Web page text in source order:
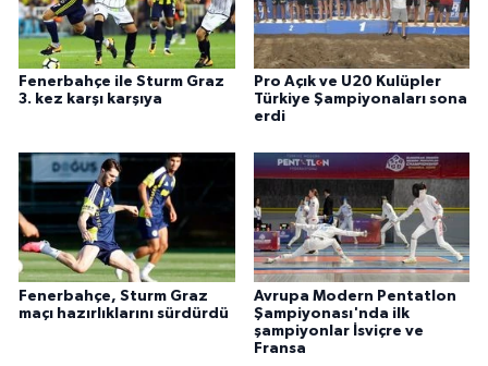
Fenerbahçe ile Sturm Graz
3. kez karşı karşıya
Pro Açık ve U20 Kulüpler
Türkiye Şampiyonaları sona
erdi
Fenerbahçe, Sturm Graz
maçı hazırlıklarını sürdürdü
Avrupa Modern Pentatlon
Şampiyonası'nda ilk
şampiyonlar İsviçre ve
Fransa